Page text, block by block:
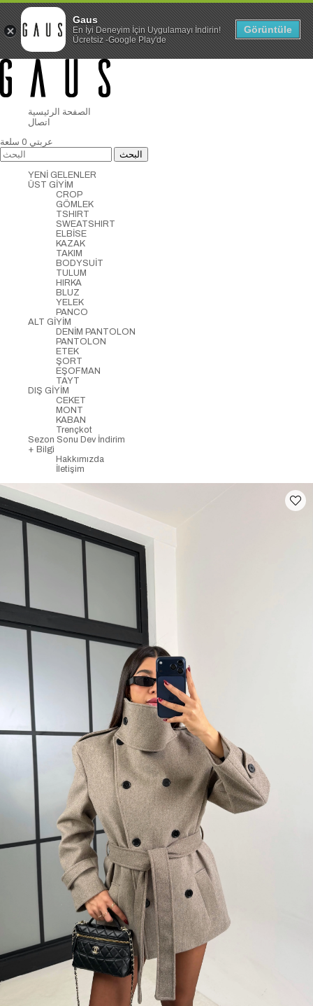
الصفحة الرئيسية
اتصال
عربتي 0 سلعة
YENİ GELENLER
ÜST GİYİM
CROP
GÖMLEK
TSHIRT
SWEATSHIRT
ELBİSE
KAZAK
TAKIM
BODYSUİT
TULUM
HIRKA
BLUZ
YELEK
PANCO
ALT GİYİM
DENİM PANTOLON
PANTOLON
ETEK
ŞORT
EŞOFMAN
TAYT
DIŞ GİYİM
CEKET
MONT
KABAN
Trençkot
Sezon Sonu Dev İndirim
+ Bilgi
Hakkımızda
İletişim
Gaus
En İyi Deneyim İçin Uygulamayı İndirin!
Ücretsiz -Google Play'de
Görüntüle